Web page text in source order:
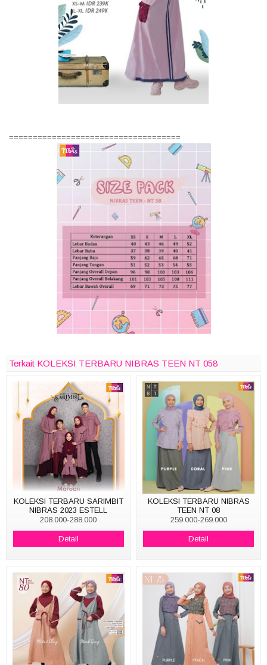
====================================
Terkait KOLEKSI TERBARU NIBRAS TEEN NT 058
KOLEKSI TERBARU SARIMBIT
NIBRAS 2023 ESTELL
208.000-288.000
Detail
KOLEKSI TERBARU NIBRAS
TEEN NT 08
259.000-269.000
Detail